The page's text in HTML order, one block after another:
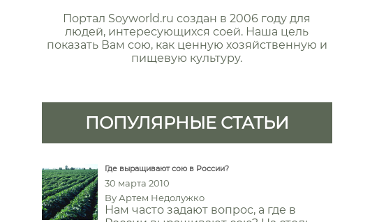
Портал Soyworld.ru создан в 2006 году для
людей, интересующихся соей. Наша цель
показать Вам сою, как ценную хозяйственную и
пищевую культуру.
ПОПУЛЯРНЫЕ СТАТЬИ
Где выращивают сою в России?
30 марта 2010
By Артем Недолужко
Нам часто задают вопрос, а где в